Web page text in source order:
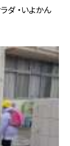
ダ ・いよかん